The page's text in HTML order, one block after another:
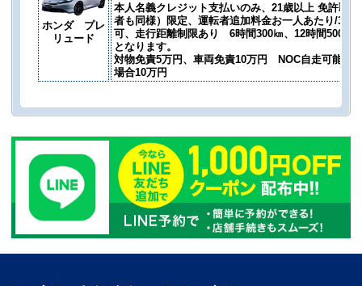
ホンダ プレ
リュード
本人名義クレジット支払いのみ、21歳以上 免許取
者も同様）限定、運転者追加料金お一人あたり/
可、走行距離制限あり 6時間300㎞、12時間500㎞
となります。
対物免責5万円、車両免責10万円 NOC自走可能の
場合10万円